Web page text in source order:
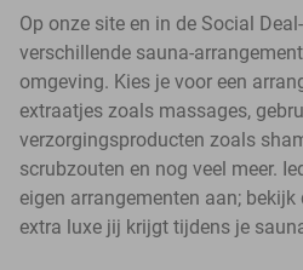
Op onze site en in de Social
verschillende sauna-
omgeving. Kies je voor een
extraatjes zoals massages,
verzorgingsproducten zoals
scrubzouten en nog veel meer.
eigen arrangementen aan;
extra luxe jij krijgt tijdens je